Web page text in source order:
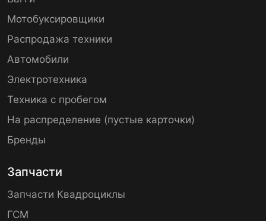
Мотобуксировщики
Распродажа техники
Автомобили
Электротехника
Техника с пробегом
На распределение (пустые карточки)
Бренды
Запчасти
Запчасти Квадроциклы
ГСМ